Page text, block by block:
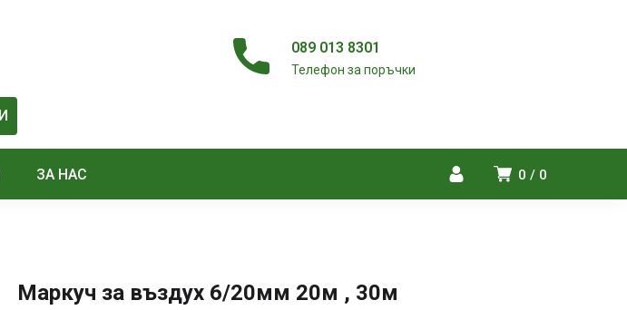
089 013 8301
Телефон за поръчки
0 0
ЗА НАС
Маркуч за въздух 6/20мм 20м , 30м